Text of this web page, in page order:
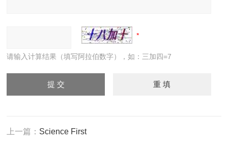
请输入计算结果（填写阿拉伯数字），如：三加四=7
上一篇： Science First